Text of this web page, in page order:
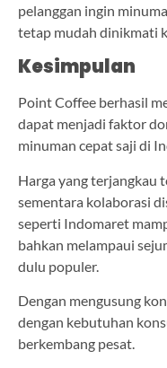
pelanggan ingin
tetap mudah dinikmati
Kesimpulan
Point Coffee berhasil
dapat menjadi faktor
minuman cepat saji di
Harga yang terjangkau
sementara kolaborasi
seperti Indomaret
bahkan melampaui
dulu populer.
Dengan mengusung
dengan kebutuhan
berkembang pesat.